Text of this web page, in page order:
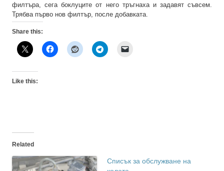
филтъра, сега боклуците от него тръгнаха и задавят съвсем.
Трябва първо нов филтър, после добавката.
Share this:
Like this:
Related
Списък за обслужване на